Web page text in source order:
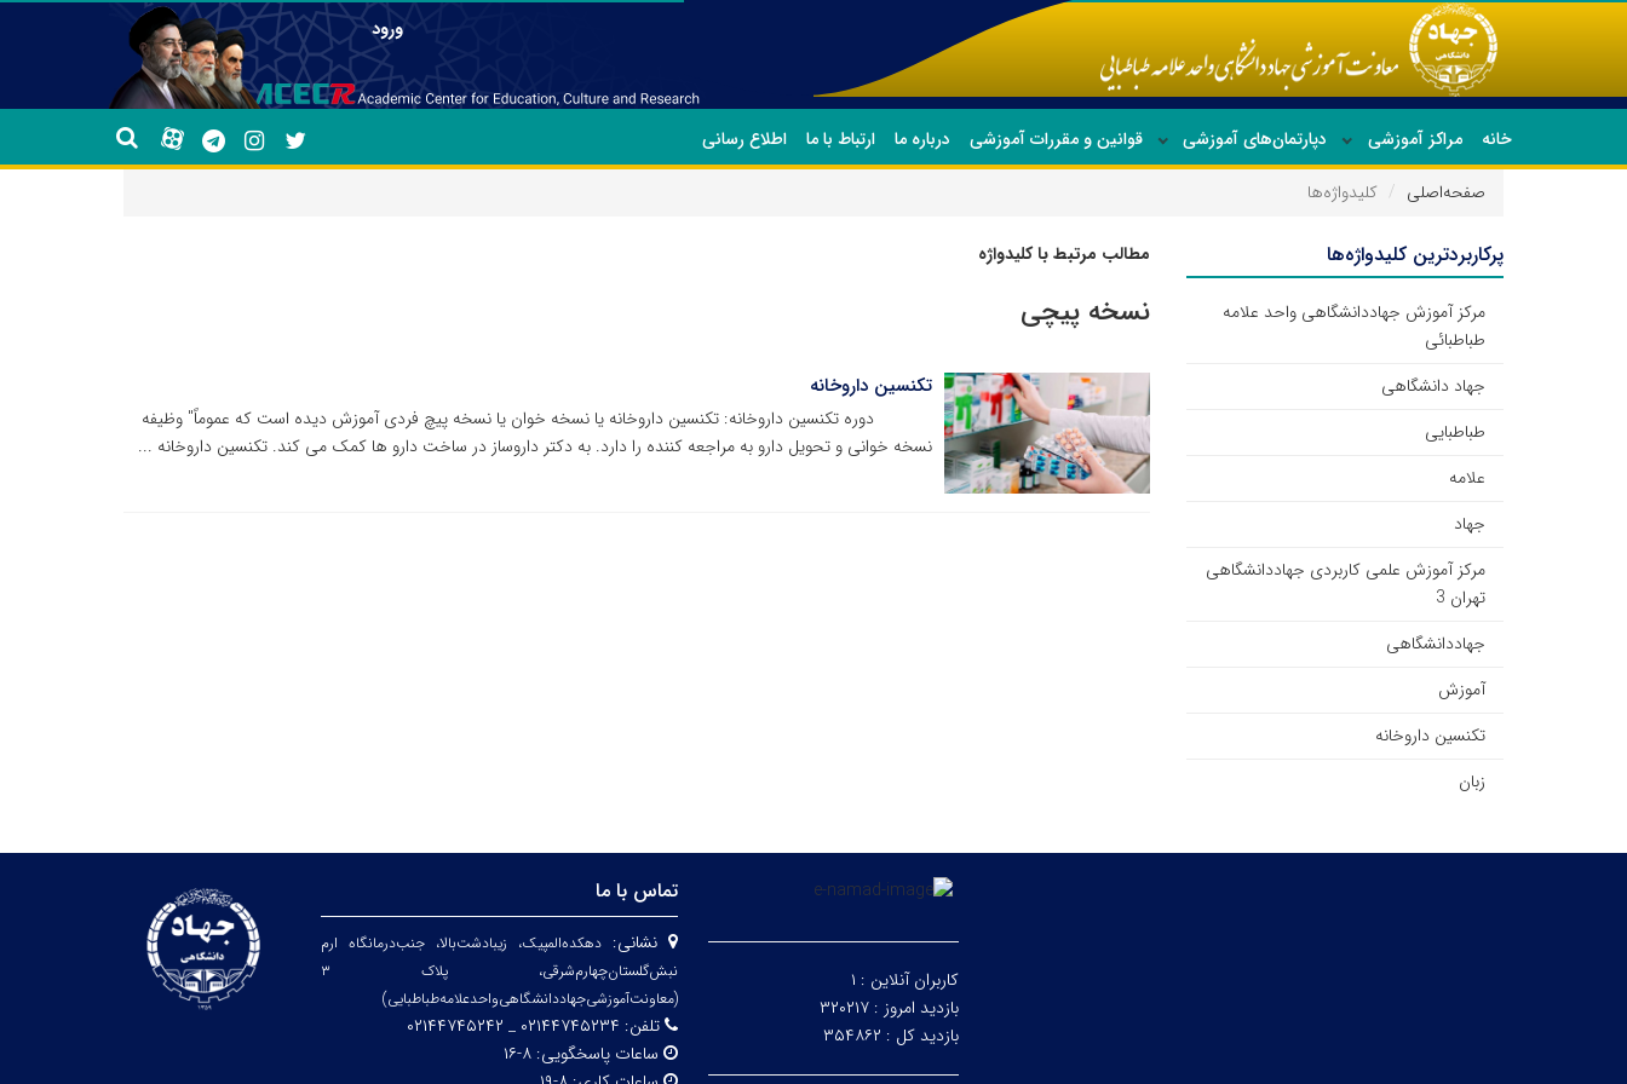
ورود
خانه مراکز آموزشی دپارتمان‌های آموزشی قوانین و مقررات آموزشی درباره ما ارتباط با ما
اطلاع رسانی
صفحه‌اصلی
کلیدواژه‌ها
مطالب مرتبط با کلیدواژه
نسخه پیچی
تکنسین داروخانه
‌‌‌‌‌‌‌دوره تکنسین داروخانه: تکنسین داروخانه یا نسخه خوان یا نسخه پیچ فردی آموزش دیده است که عموماً" وظیفه
نسخه خوانی و تحویل دارو به مراجعه کننده را دارد. به دکتر داروساز در ساخت دارو ها کمک می کند. تکنسین داروخانه ...
پرکاربردترین کلیدواژه‌ها
مرکز آموزش جهاددانشگاهی واحد علامه
طباطبائی
جهاد دانشگاهی
طباطبایی
علامه
جهاد
مرکز آموزش علمی کاربردی جهاددانشگاهی
تهران 3
جهاددانشگاهی
آموزش
تکنسین داروخانه
زبان
کاربران آنلاین : ۱
بازدید امروز : ۳۲۰۲۱۷
بازدید کل : ۳۵۴۸۶۲
تماس با ما
نشانی:دهکده‌المپیک، زیبا‌دشت‌بالا، جنب‌درمانگاه ارم
نبش‌گلستان‌چهارم‌شرقی، پلاک ۳
(معاونت‌آموزشی‌جهاد‌دانشگاهی‌واحد‌علامه‌طباطبایی)
تلفن: ۰۲۱۴۴۷۴۵۲۳۴ _ ۰۲۱۴۴۷۴۵۲۴۲
ساعات پاسخگویی:۸-۱۶